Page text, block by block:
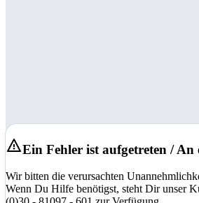
Ein Fehler ist aufgetreten / An
Wir bitten die verursachten
Wenn Du Hilfe benötigst, steht Dir unser